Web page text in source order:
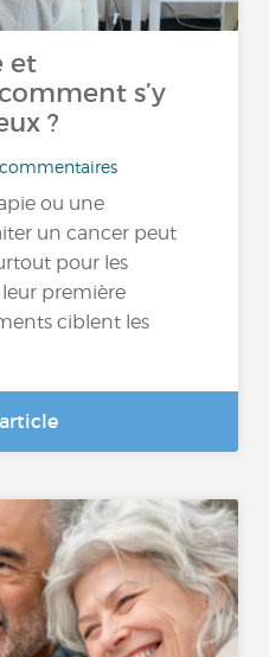
et
s’y
?
commentaires
ou une
un cancer peut
pour les
première
ciblent les